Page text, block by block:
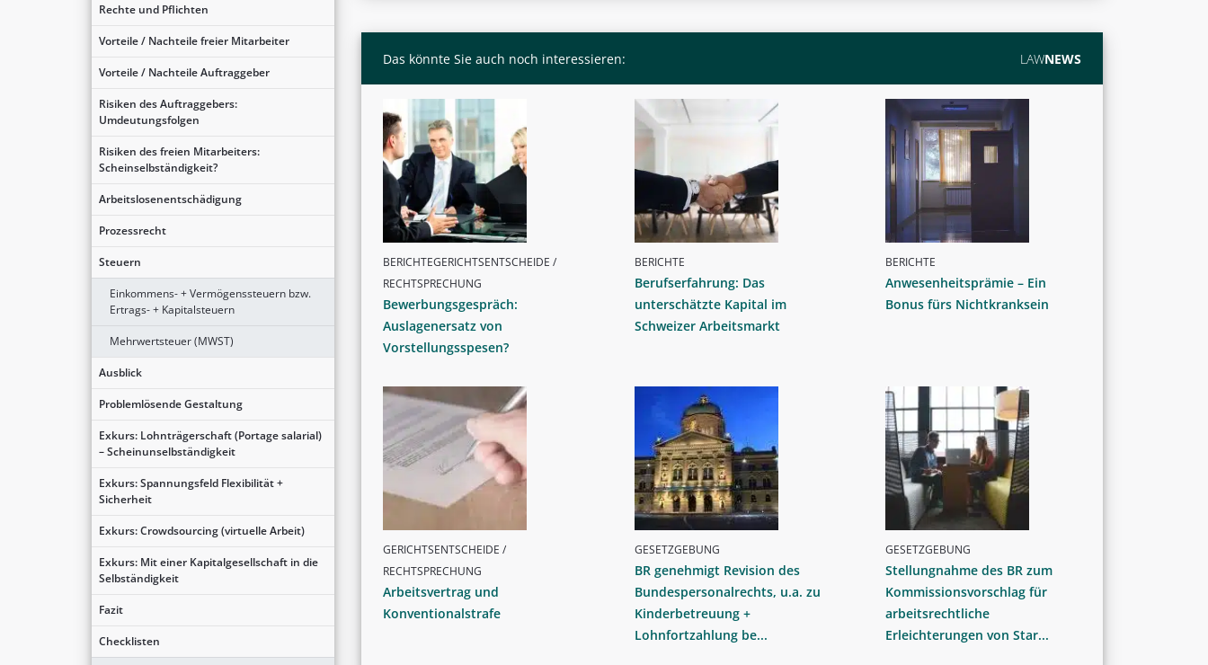
Rechte und Pflichten
Vorteile / Nachteile freier Mitarbeiter
Vorteile / Nachteile Auftraggeber
Risiken des Auftraggebers:
Umdeutungsfolgen
Risiken des freien Mitarbeiters:
Scheinselbständigkeit?
Arbeitslosenentschädigung
Prozessrecht
Steuern
Einkommens- + Vermögenssteuern bzw.
Ertrags- + Kapitalsteuern
Mehrwertsteuer (MWST)
Ausblick
Problemlösende Gestaltung
Exkurs: Lohnträgerschaft (Portage salarial)
– Scheinunselbständigkeit
Exkurs: Spannungsfeld Flexibilität +
Sicherheit
Exkurs: Crowdsourcing (virtuelle Arbeit)
Exkurs: Mit einer Kapitalgesellschaft in die
Selbständigkeit
Fazit
Checklisten
Das könnte Sie auch noch interessieren: LAWNEWS
BERICHTEGERICHTSENTSCHEIDE /
RECHTSPRECHUNG
Bewerbungsgespräch:
Auslagenersatz von
Vorstellungsspesen?
BERICHTE
Berufserfahrung: Das
unterschätzte Kapital im
Schweizer Arbeitsmarkt
BERICHTE
Anwesenheitsprämie – Ein
Bonus fürs Nichtkranksein
GERICHTSENTSCHEIDE /
RECHTSPRECHUNG
Arbeitsvertrag und
Konventionalstrafe
GESETZGEBUNG
BR genehmigt Revision des
Bundespersonalrechts, u.a. zu
Kinderbetreuung +
Lohnfortzahlung be...
GESETZGEBUNG
Stellungnahme des BR zum
Kommissionsvorschlag für
arbeitsrechtliche
Erleichterungen von Star...